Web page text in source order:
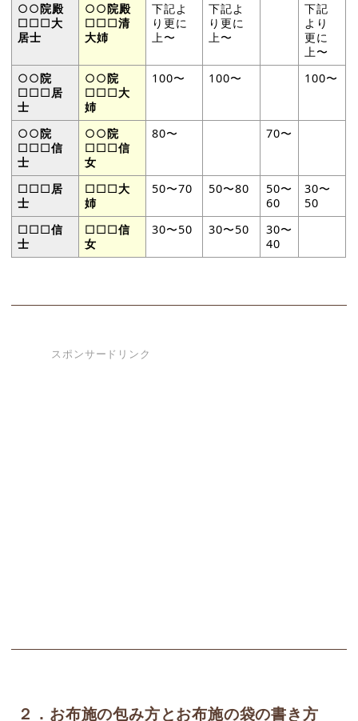
○○院殿
□□□大
居士
○○院殿
□□□清
大姉
下記よ
り更に
上〜
下記よ
り更に
上〜
下記
より
更に
上〜
○○院
□□□居
士
○○院
□□□大
姉
100〜 100〜 100〜
○○院
□□□信
士
○○院
□□□信
女
80〜 70〜
□□□居
士
□□□大
姉
50〜70 50〜80
50〜
60
30〜
50
□□□信
士
□□□信
女
30〜50 30〜50
30〜
40
スポンサードリンク
２．お布施の包み方とお布施の袋の書き方